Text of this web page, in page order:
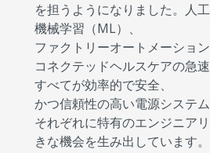
を担うようになりました。人工
機械学習（ML）、
ファクトリーオートメーション
コネクテッドヘルスケアの急速
すべてが効率的で安全、
かつ信頼性の高い電源システム
それぞれに特有のエンジニア
きな機会を生み出しています。